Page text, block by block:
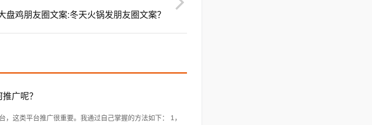
盘鸡朋友圈文案:冬天火锅发朋友圈文案？
广呢？
这类平台推广很重要。我通过自己掌握的方法如下： 1，